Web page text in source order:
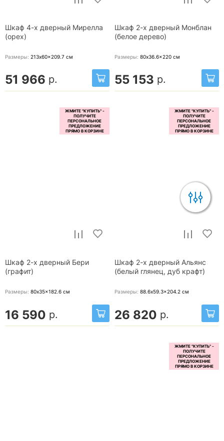
Шкаф 4-х дверный Мирелла
(орех)
Размеры: 213x60x209.7 см
51 966 р.
Шкаф 2-х дверный Монблан
(белое дерево)
Размеры: 80x36.6x220 см
55 153 р.
Шкаф 2-х дверный Бери
(графит)
Размеры: 80x35x182.6 см
16 590 р.
Шкаф 2-х дверный Альянс
(белый глянец, дуб крафт)
Размеры: 88.6x59.3x204.2 см
26 820 р.